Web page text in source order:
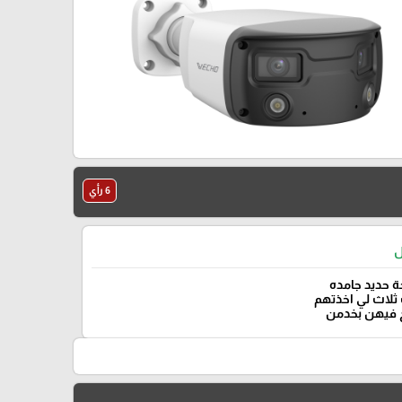
6 رأي
حديد جامده
ثلاث لي اخذتهم
فيهن بخدمن